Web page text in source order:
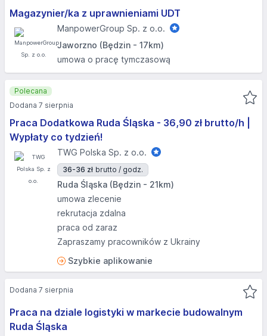
Magazynier/ka z uprawnieniami UDT
ManpowerGroup Sp. z o.o.
Jaworzno (Będzin - 17km)
umowa o pracę tymczasową
Praca Dodatkowa Ruda Śląska - 36,90 zł brutto/h |
Wypłaty co tydzień!
TWG Polska Sp. z o.o.
36-36 zł brutto / godz.
Ruda Śląska (Będzin - 21km)
umowa zlecenie
rekrutacja zdalna
praca od zaraz
Zapraszamy pracowników z Ukrainy
Szybkie aplikowanie
Polecana
Dodana 7 sierpnia
Praca na dziale logistyki w markecie budowalnym
Ruda Śląska
Dodana 7 sierpnia